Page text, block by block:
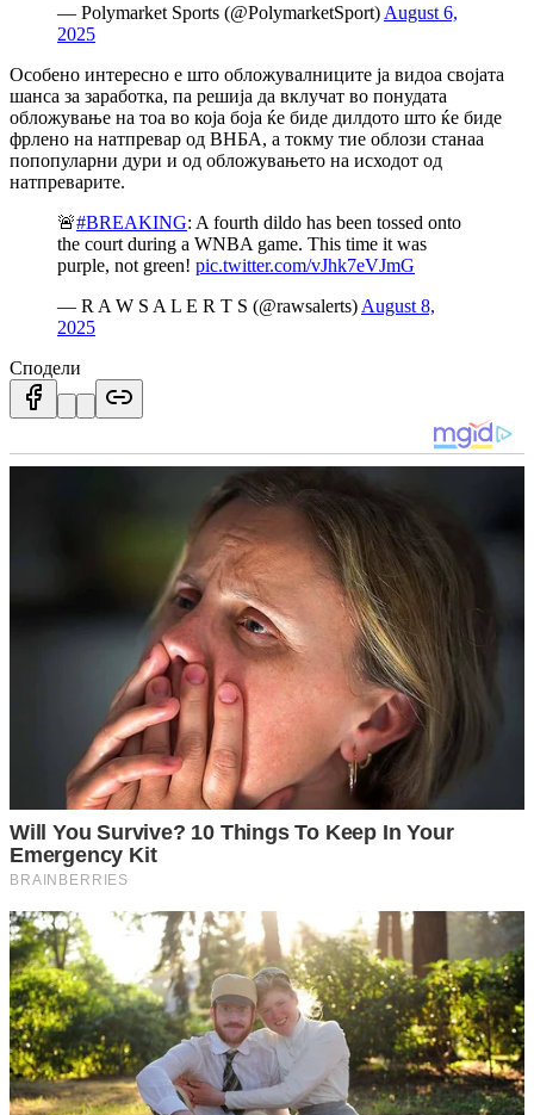
— Polymarket Sports (@PolymarketSport) August 6,
2025
Особено интересно е што обложувалниците ја видоа својата
шанса за заработка, па решија да вклучат во понудата
обложување на тоа во која боја ќе биде дилдото што ќе биде
фрлено на натпревар од ВНБА, а токму тие облози станаа
попопуларни дури и од обложувањето на исходот од
натпреварите.
🚨#BREAKING: A fourth dildo has been tossed onto
the court during a WNBA game. This time it was
purple, not green! pic.twitter.com/vJhk7eVJmG
— R A W S A L E R T S (@rawsalerts) August 8,
2025
Сподели